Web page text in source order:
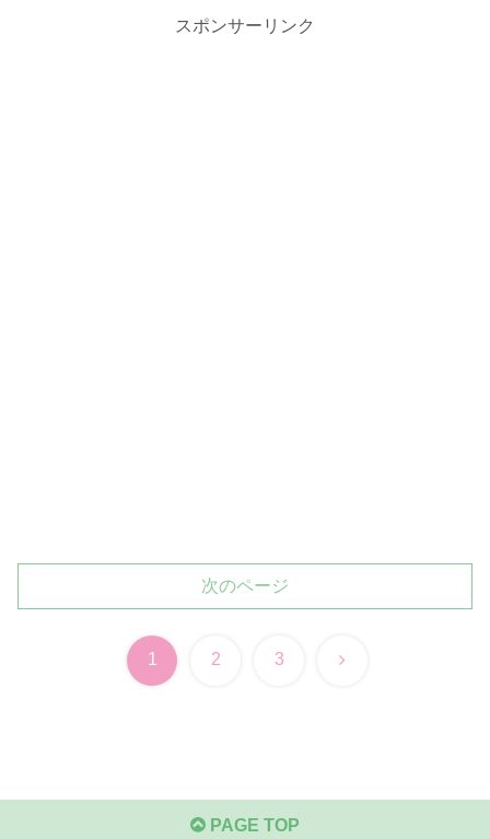
スポンサーリンク
次のページ
1 2 3 次
PAGE TOP